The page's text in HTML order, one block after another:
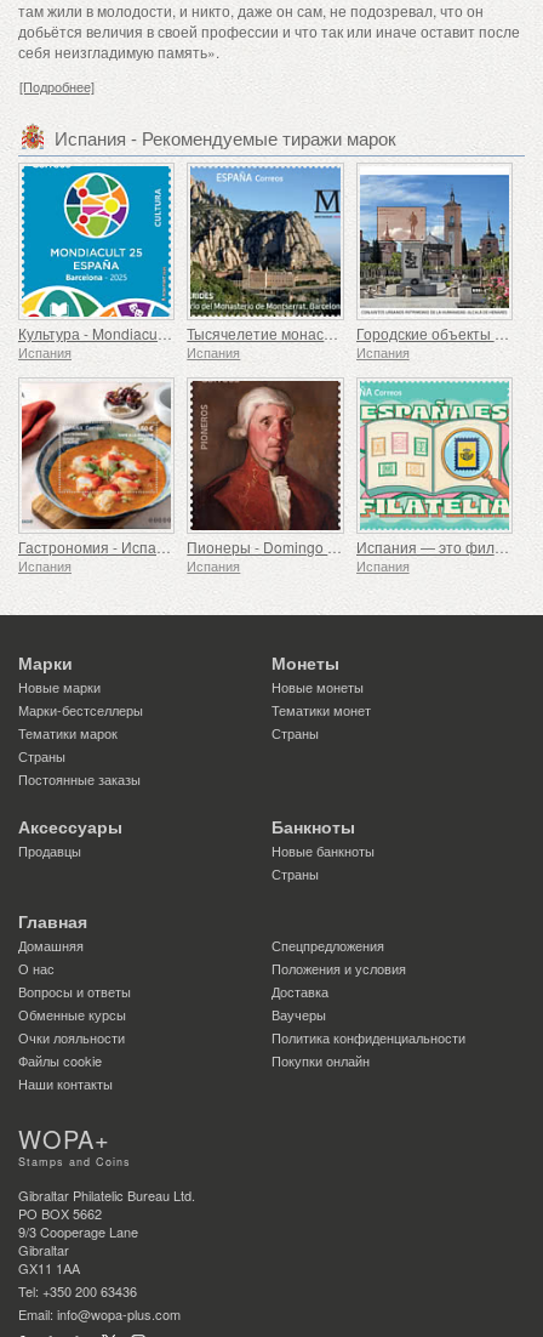
там жили в молодости, и никто, даже он сам, не подозревал, что он
добьётся величия в своей профессии и что так или иначе оставит после
себя неизгладимую память».
[Подробнее]
Испания - Рекомендуемые тиражи марок
Культура - Mondiacult 25 Испания, Барселона
Испания
Тысячелетие монастыря Монсеррат, Барселона
Испания
Городские объекты всемирного наследия – Алькала-де-Энарес
Испания
Гастрономия - Испания в 19 блюдах, Мелилья, Морской черт по-русадирски
Испания
Пионеры - Domingo de Bonechea
Испания
Испания — это филателия
Испания
Марки
Новые марки
Марки-бестселлеры
Тематики марок
Страны
Постоянные заказы
Монеты
Новые монеты
Тематики монет
Страны
Аксессуары
Продавцы
Банкноты
Новые банкноты
Страны
Главная
Домашняя
Спецпредложения
О нас
Положения и условия
Вопросы и ответы
Доставка
Обменные курсы
Ваучеры
Очки лояльности
Политика конфиденциальности
Файлы сookie
Покупки онлайн
Наши контакты
WOPA+
Stamps and Coins
Gibraltar Philatelic Bureau Ltd.
PO BOX 5662
9/3 Cooperage Lane
Gibraltar
GX11 1AA
Tel: +350 200 63436
Email: info@wopa-plus.com